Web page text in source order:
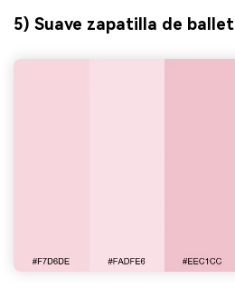
5) Suave zapatilla de ballet